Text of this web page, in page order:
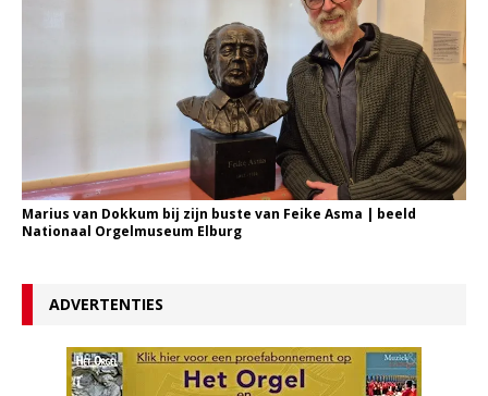
Marius van Dokkum bij zijn buste van Feike Asma | beeld
Nationaal Orgelmuseum Elburg
ADVERTENTIES